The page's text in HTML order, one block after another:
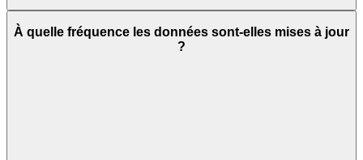
À quelle fréquence les données sont-elles mises à jour
?